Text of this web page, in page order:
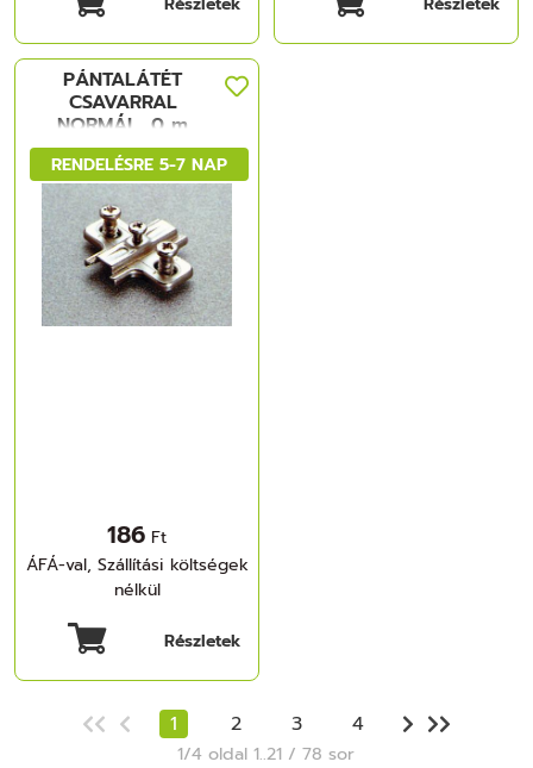
RENDELÉSRE 5-7 NAP
PÁNTALÁTÉT
CSAVARRAL
NORMÁL, 0 m
B2VGH09 NIKKEL
FÉM
186 Ft
ÁFÁ-val, Szállítási költségek
nélkül
Részletek
1 2 3 4
1/4 oldal 1..21 / 78 sor